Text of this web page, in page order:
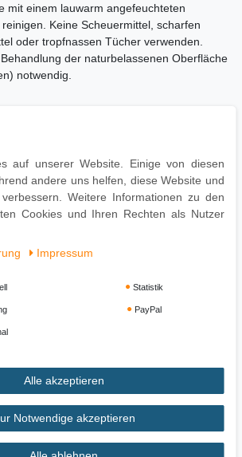
mit einem lauwarm angefeuchteten
Keine Scheuermittel, scharfen
oder tropfnassen Tücher verwenden.
der naturbelassenen Oberfläche
notwendig.
ohne Dekoration
da lediglich die Beine angeschraubt
// Werkzeug, sowie die Montageanleitung,
Daten­schutz­erklärung AGB
auf unserer Website. Einige von diesen
andere uns helfen, diese Website und
Weitere Informationen zu den
Cookies und Ihren Rechten als Nutzer
Impressum
Statistik
PayPal
Alle akzeptieren
Notwendige akzeptieren